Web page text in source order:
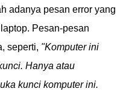
adanya pesan error yang
Pesan-pesan
seperti, "Komputer ini
Hanya atau
kunci komputer ini.